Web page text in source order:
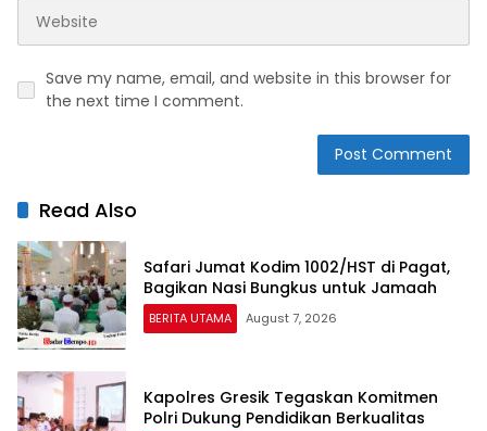
Save my name, email, and website in this browser for
the next time I comment.
Read Also
Safari Jumat Kodim 1002/HST di Pagat,
Bagikan Nasi Bungkus untuk Jamaah
BERITA UTAMA August 7, 2026
Kapolres Gresik Tegaskan Komitmen
Polri Dukung Pendidikan Berkualitas